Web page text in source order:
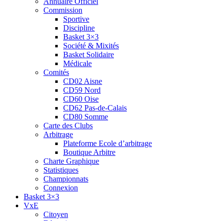
Commission
Sportive
Discipline
Basket 3×3
Société & Mixités
Basket Solidaire
Médicale
Comités
CD02 Aisne
CD59 Nord
CD60 Oise
CD62 Pas-de-Calais
CD80 Somme
Carte des Clubs
Arbitrage
Plateforme Ecole d’arbitrage
Boutique Arbitre
Charte Graphique
Statistiques
Championnats
Connexion
Basket 3×3
VxE
Citoyen